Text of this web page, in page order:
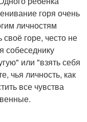
горя очень
личностям
горе, често не
собеседнику
или "взять себя
чья личность, как
все чувства